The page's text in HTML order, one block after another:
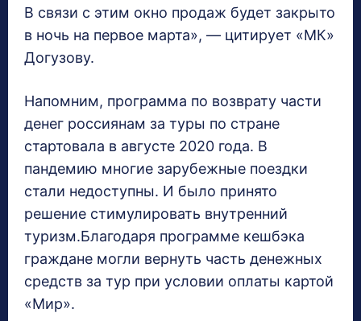
В связи с этим окно продаж будет закрыто
в ночь на первое марта», — цитирует «МК»
Догузову.
Напомним, программа по возврату части
денег россиянам за туры по стране
стартовала в августе 2020 года. В
пандемию многие зарубежные поездки
стали недоступны. И было принято
решение стимулировать внутренний
туризм.Благодаря программе кешбэка
граждане могли вернуть часть денежных
средств за тур при условии оплаты картой
«Мир».